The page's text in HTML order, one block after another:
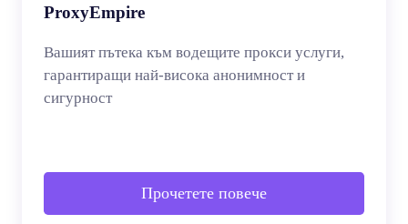
ProxyEmpire
Вашият пътека към водещите прокси услуги,
гарантиращи най-висока анонимност и
сигурност
Прочетете повече